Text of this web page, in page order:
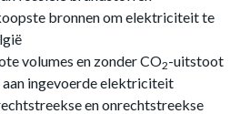
bronnen om elektriciteit te
volumes en zonder CO2-uitstoot
ingevoerde elektriciteit
en onrechtstreekse